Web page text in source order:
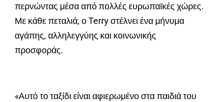
περνώντας μέσα από πολλές ευρωπαϊκές χώρες.
Με κάθε πεταλιά, ο Terry στέλνει ένα μήνυμα
αγάπης, αλληλεγγύης και κοινωνικής
προσφοράς.
«Αυτό το ταξίδι είναι αφιερωμένο στα παιδιά του